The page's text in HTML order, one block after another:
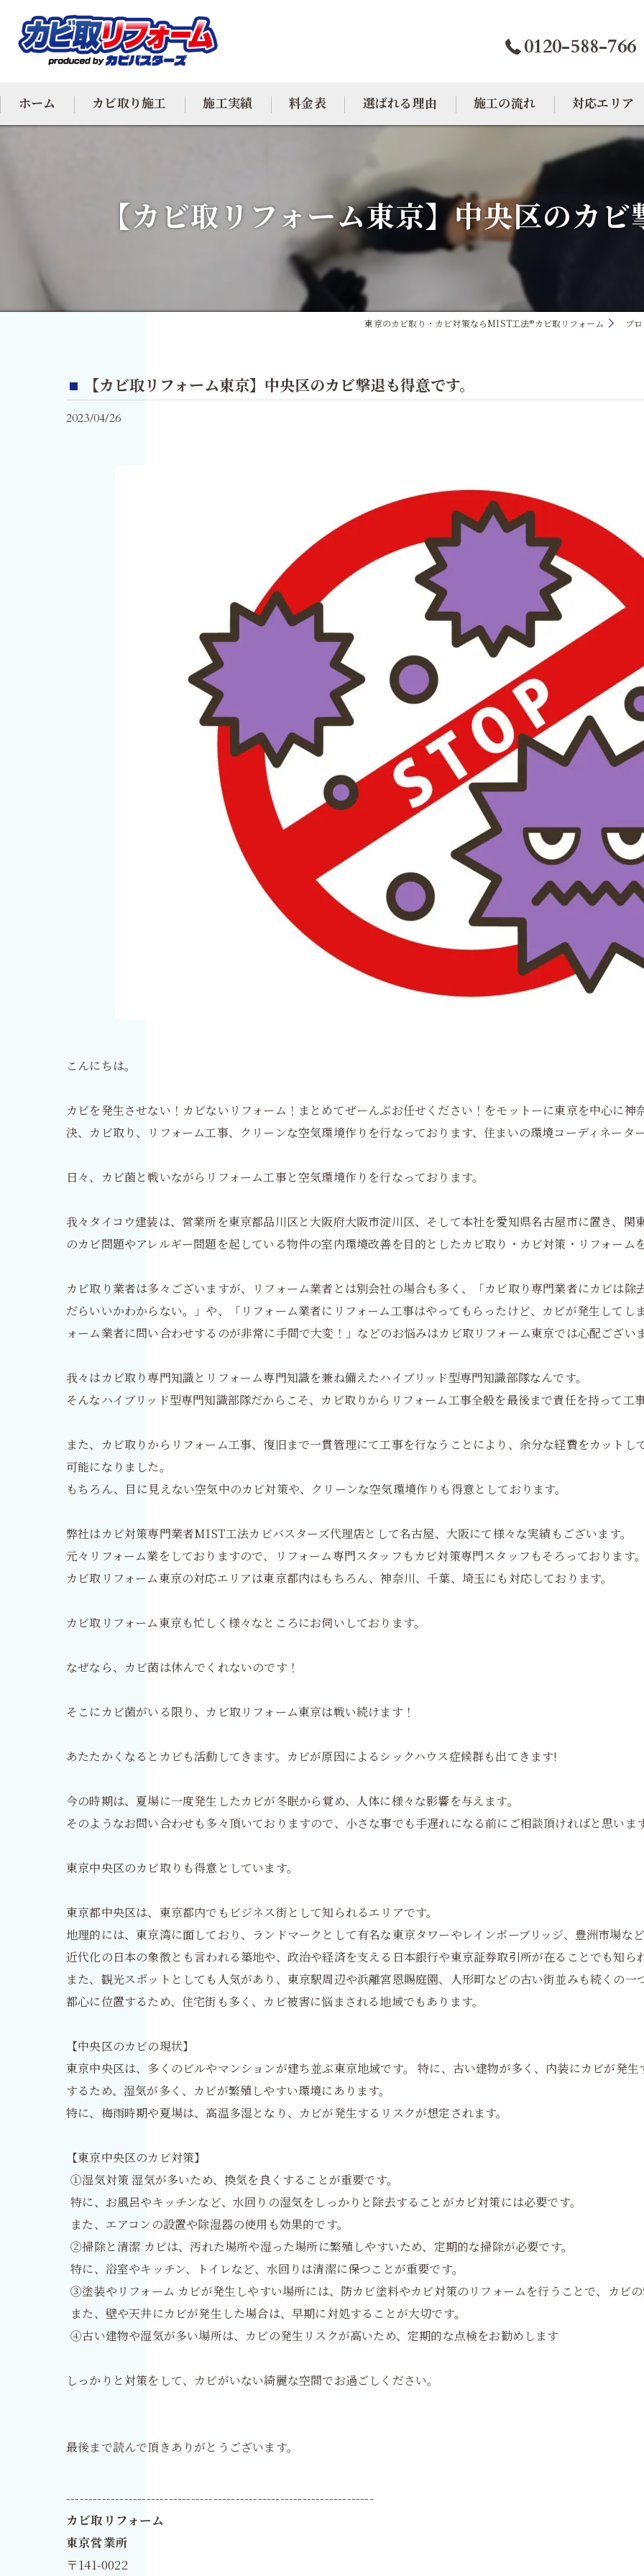
0120-588-766
ホーム カビ取り施工
カビ除去
施工実績 料金表 選ばれる理由 施工の流れ 対応エリア
大阪のカビ取り
東京のカビ取り
【カビ取リフォーム東京】中央区のカ
東京のカビ取り・カビ対策ならMIST工法®カビ取リフォーム ブ
【カビ取リフォーム東京】中央区のカビ撃退も得意です。
2023/04/26
こんにちは。
カビを発生させない！カビないリフォーム！まとめてぜーんぶお任せください！をモットーに東京を中心に
決、カビ取り、リフォーム工事、クリーンな空気環境作りを行なっております、住まいの環境コーディネータ
日々、カビ菌と戦いながらリフォーム工事と空気環境作りを行なっております。
我々タイコウ建装は、営業所を東京都品川区と大阪府大阪市淀川区、そして本社を愛知県名古屋市に置き、
のカビ問題やアレルギー問題を起している物件の室内環境改善を目的としたカビ取り・カビ対策・リフォーム
カビ取り業者は多々ございますが、リフォーム業者とは別会社の場合も多く、「カビ取り専門業者にカビは
だらいいかわからない。」や、「リフォーム業者にリフォーム工事はやってもらったけど、カビが発生して
ォーム業者に問い合わせするのが非常に手間で大変！」などのお悩みはカビ取リフォーム東京では心配ござい
我々はカビ取り専門知識とリフォーム専門知識を兼ね備えたハイブリッド型専門知識部隊なんです。
そんなハイブリッド型専門知識部隊だからこそ、カビ取りからリフォーム工事全般を最後まで責任を持って工
また、カビ取りからリフォーム工事、復旧まで一貫管理にて工事を行なうことにより、余分な経費をカット
可能になりました。
もちろん、目に見えない空気中のカビ対策や、クリーンな空気環境作りも得意としております。
弊社はカビ対策専門業者MIST工法カビバスターズ代理店として名古屋、大阪にて様々な実績もございます。
元々リフォーム業をしておりますので、リフォーム専門スタッフもカビ対策専門スタッフもそろっております
カビ取リフォーム東京の対応エリアは東京都内はもちろん、神奈川、千葉、埼玉にも対応しております。
カビ取リフォーム東京も忙しく様々なところにお伺いしております。
なぜなら、カビ菌は休んでくれないのです！
そこにカビ菌がいる限り、カビ取リフォーム東京は戦い続けます！
あたたかくなるとカビも活動してきます。カビが原因によるシックハウス症候群も出てきます!
今の時期は、夏場に一度発生したカビが冬眠から覚め、人体に様々な影響を与えます。
そのようなお問い合わせも多々頂いておりますので、小さな事でも手遅れになる前にご相談頂ければと思いま
東京中央区のカビ取りも得意としています。
東京都中央区は、東京都内でもビジネス街として知られるエリアです。
地理的には、東京湾に面しており、ランドマークとして有名な東京タワーやレインボーブリッジ、豊洲市場な
近代化の日本の象徴とも言われる築地や、政治や経済を支える日本銀行や東京証券取引所が在ることでも知ら
また、観光スポットとしても人気があり、東京駅周辺や浜離宮恩賜庭園、人形町などの古い街並みも続くの一
都心に位置するため、住宅街も多く、カビ被害に悩まされる地域でもあります。
【中央区のカビの現状】
東京中央区は、多くのビルやマンションが建ち並ぶ東京地域です。 特に、古い建物が多く、内装にカビが発
するため、湿気が多く、カビが繁殖しやすい環境にあります。
特に、梅雨時期や夏場は、高温多湿となり、カビが発生するリスクが想定されます。
【東京中央区のカビ対策】
①湿気対策 湿気が多いため、換気を良くすることが重要です。
特に、お風呂やキッチンなど、水回りの湿気をしっかりと除去することがカビ対策には必要です。
また、エアコンの設置や除湿器の使用も効果的です。
②掃除と清潔 カビは、汚れた場所や湿った場所に繁殖しやすいため、定期的な掃除が必要です。
特に、浴室やキッチン、トイレなど、水回りは清潔に保つことが重要です。
③塗装やリフォーム カビが発生しやすい場所には、防カビ塗料やカビ対策のリフォームを行うことで、カビ
また、壁や天井にカビが発生した場合は、早期に対処することが大切です。
④古い建物や湿気が多い場所は、カビの発生リスクが高いため、定期的な点検をお勧めします
しっかりと対策をして、カビがいない綺麗な空間でお過ごしください。
最後まで読んで頂きありがとうございます。
---------------------------------------------------------------------
カビ取リフォーム
東京営業所
〒141-0022